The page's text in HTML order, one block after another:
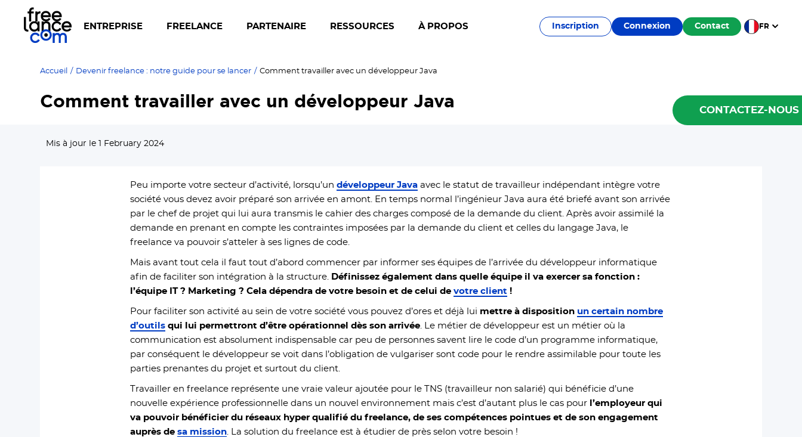
ENTREPRISE FREELANCE PARTENAIRE RESSOURCES À PROPOS Inscription Connexion Contact FR
Accueil / Devenir freelance : notre guide pour se lancer / Comment travailler avec un développeur Java
Comment travailler avec un développeur Java
Mis à jour le 1 February 2024
Peu importe votre secteur d’activité, lorsqu’undéveloppeur Java avec le statut de travailleur indépendant intègre votre
société vous devez avoir préparé son arrivée en amont. En temps normal l’ingénieur Java aura été briefé avant son arrivée
par le chef de projet qui lui aura transmis le cahier des charges composé de la demande du client. Après avoir assimilé la
demande en prenant en compte les contraintes imposées par la demande du client et celles du langage Java, le
freelance va pouvoir s’atteler à ses lignes de code.
Mais avant tout cela il faut tout d’abord commencer par informer ses équipes de l’arrivée du développeur informatique
afin de faciliter son intégration à la structure. Définissez également dans quelle équipe il va exercer sa fonction :
l’équipe IT ? Marketing ? Cela dépendra de votre besoin et de celui devotre client !
Pour faciliter son activité au sein de votre société vous pouvez d’ores et déjà lui mettre à disposition un certain nombre
d’outils qui lui permettront d’être opérationnel dès son arrivée. Le métier de développeur est un métier où la
communication est absolument indispensable car peu de personnes savent lire le code d’un programme informatique,
par conséquent le développeur se voit dans l’obligation de vulgariser sont code pour le rendre assimilable pour toute les
parties prenantes du projet et surtout du client.
Travailler en freelance représente une vraie valeur ajoutée pour le TNS (travailleur non salarié) qui bénéficie d’une
nouvelle expérience professionnelle dans un nouvel environnement mais c’est d’autant plus le cas pour l’employeur qui
va pouvoir bénéficier du réseaux hyper qualifié du freelance, de ses compétences pointues et de son engagement
auprès desa mission. La solution du freelance est à étudier de près selon votre besoin !
CONTACTEZ-NOUS